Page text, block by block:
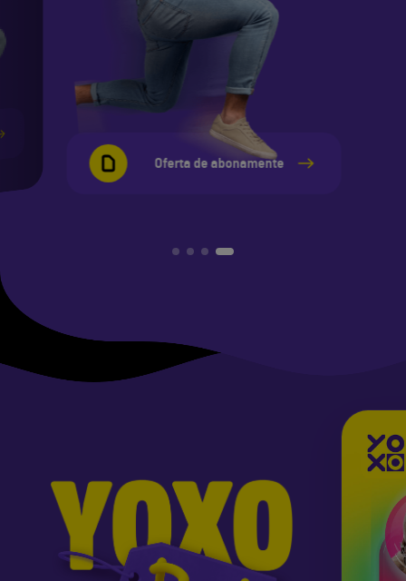
Oferta de abonamente